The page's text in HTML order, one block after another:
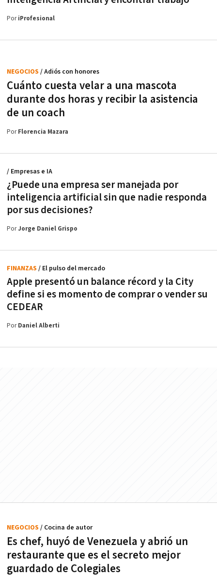
PoriProfesional
Cuánto cuesta velar a una mascota
durante dos horas y recibir la asistencia
de un coach
NEGOCIOS / Adiós con honores
PorFlorencia Mazara
¿Puede una empresa ser manejada por
inteligencia artificial sin que nadie responda
por sus decisiones?
/ Empresas e IA
PorJorge Daniel Grispo
Apple presentó un balance récord y la City
define si es momento de comprar o vender su
CEDEAR
FINANZAS / El pulso del mercado
PorDaniel Alberti
Es chef, huyó de Venezuela y abrió un
restaurante que es el secreto mejor
guardado de Colegiales
NEGOCIOS / Cocina de autor